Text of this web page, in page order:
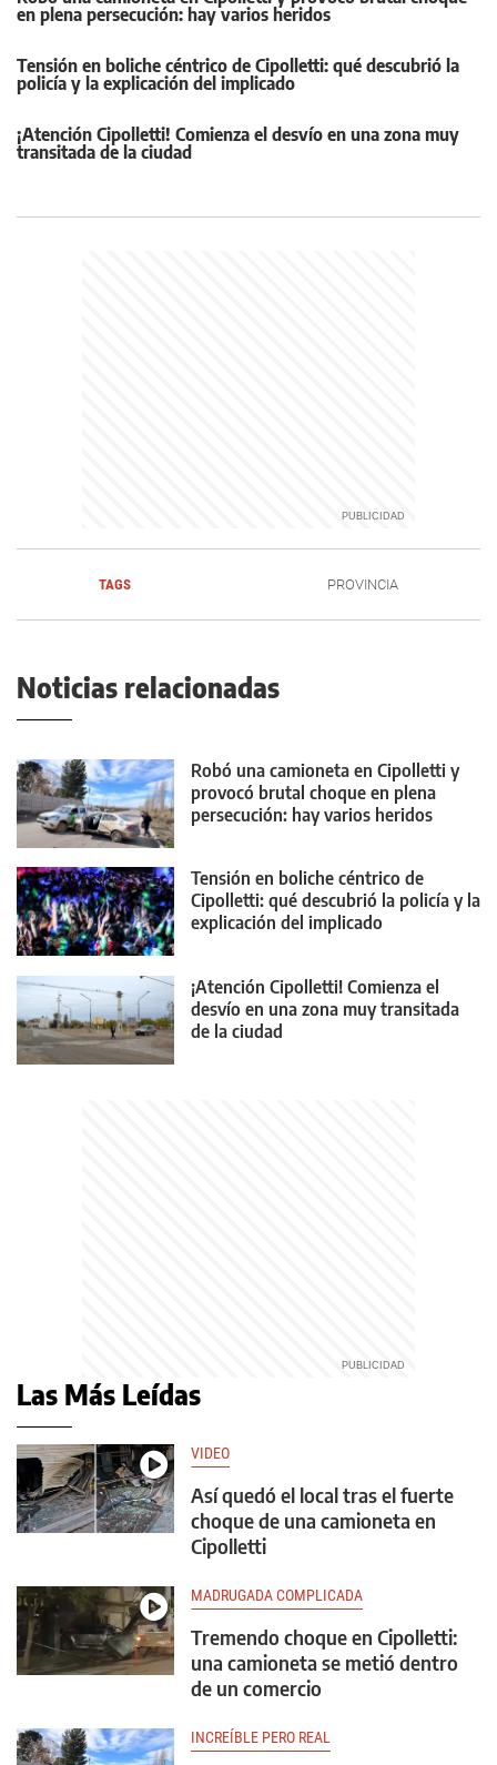
en plena persecución: hay varios heridos
Tensión en boliche céntrico de Cipolletti: qué descubrió la
policía y la explicación del implicado
¡Atención Cipolletti! Comienza el desvío en una zona muy
transitada de la ciudad
TAGS PROVINCIA
Noticias relacionadas
Robó una camioneta en Cipolletti y
provocó brutal choque en plena
persecución: hay varios heridos
Tensión en boliche céntrico de
Cipolletti: qué descubrió la policía y la
explicación del implicado
¡Atención Cipolletti! Comienza el
desvío en una zona muy transitada
de la ciudad
Las Más Leídas
VIDEO
Así quedó el local tras el fuerte
choque de una camioneta en
Cipolletti
MADRUGADA COMPLICADA
Tremendo choque en Cipolletti:
una camioneta se metió dentro
de un comercio
INCREÍBLE PERO REAL